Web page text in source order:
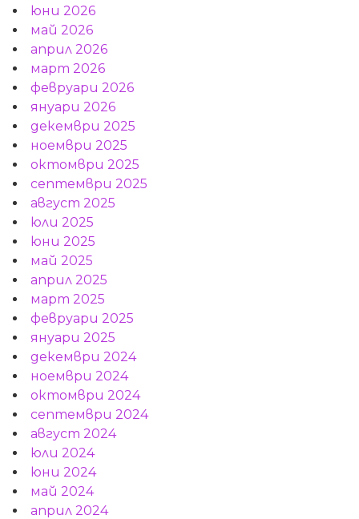
юни 2026
май 2026
април 2026
март 2026
февруари 2026
януари 2026
декември 2025
ноември 2025
октомври 2025
септември 2025
август 2025
юли 2025
юни 2025
май 2025
април 2025
март 2025
февруари 2025
януари 2025
декември 2024
ноември 2024
октомври 2024
септември 2024
август 2024
юли 2024
юни 2024
май 2024
април 2024